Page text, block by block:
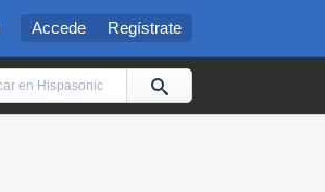
Accede Regístrate